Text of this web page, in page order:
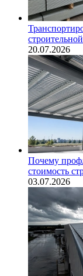
20.07.2026
Почему
стоимость
03.07.2026